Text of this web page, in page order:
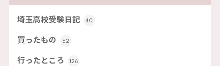
埼玉高校受験日記 40
買ったもの 52
行ったところ 126